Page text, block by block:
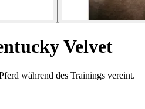
Velvet
während des Trainings vereint.